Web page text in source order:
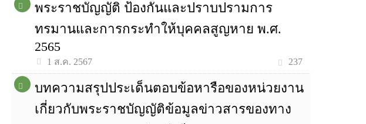
พระราชบัญญัติ ป้องกันและปราบปรามการ
ทรมานและการกระทำให้บุคคลสูญหาย พ.ศ.
2565
1 ส.ค. 2567 237
บทความสรุปประเด็นตอบข้อหารือของหน่วยงาน
เกี่ยวกับพระราชบัญญัติข้อมูลข่าวสารของทาง